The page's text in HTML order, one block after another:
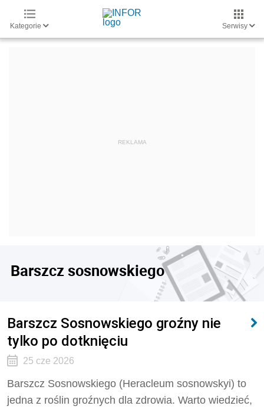
Kategorie Serwisy
Barszcz sosnowskiego
Barszcz Sosnowskiego groźny nie
tylko po dotknięciu
25 cze 2026
Barszcz Sosnowskiego (Heracleum sosnowskyi) to
jedna z roślin groźnych dla zdrowia. Warto wiedzieć,